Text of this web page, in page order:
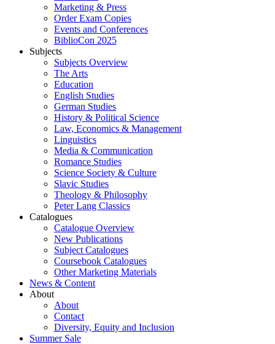
Marketing & Press
Order Exam Copies
Events and Conferences
BiblioCon 2025
Subjects
Subjects Overview
The Arts
Education
English Studies
German Studies
History & Political Science
Law, Economics & Management
Linguistics
Media & Communication
Romance Studies
Science Society & Culture
Slavic Studies
Theology & Philosophy
Peter Lang Classics
Catalogues
Catalogue Overview
New Publications
Subject Catalogues
Coursebook Catalogues
Other Marketing Materials
News & Content
About
About
Contact
Diversity, Equity and Inclusion
Summer Sale